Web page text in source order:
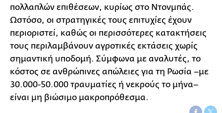
πολλαπλών επιθέσεων, κυρίως στο Ντονμπάς.
Ωστόσο, οι στρατηγικές τους επιτυχίες έχουν
περιοριστεί, καθώς οι περισσότερες κατακτήσεις
τους περιλαμβάνουν αγροτικές εκτάσεις χωρίς
σημαντική υποδομή. Σύμφωνα με αναλυτές, το
κόστος σε ανθρώπινες απώλειες για τη Ρωσία –με
30.000-50.000 τραυματίες ή νεκρούς το μήνα–
είναι μη βιώσιμο μακροπρόθεσμα.